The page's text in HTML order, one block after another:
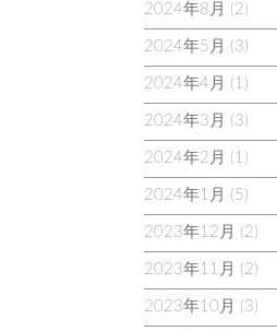
2024年8月 (2)
2024年5月 (3)
2024年4月 (1)
2024年3月 (3)
2024年2月 (1)
2024年1月 (5)
2023年12月 (2)
2023年11月 (2)
2023年10月 (3)